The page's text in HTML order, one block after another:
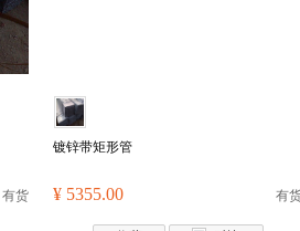
有货
镀锌带矩形管
¥ 5355.00 有